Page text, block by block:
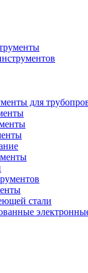
для
стали